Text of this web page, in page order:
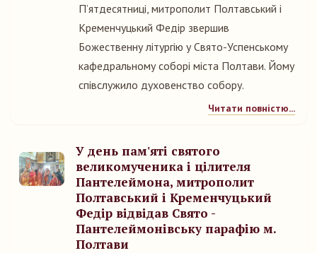
П’ятдесятниці, митрополит Полтавський і
Кременчуцький Федір звершив
Божественну літургію у Свято-Успенському
кафедральному соборі міста Полтави. Йому
співслужило духовенство собору.
Читати повністю...
У день пам'яті святого
великомученика і цілителя
Пантелеймона, митрополит
Полтавський і Кременчуцький
Федір відвідав Свято -
Пантелеймонівську парафію м.
Полтави